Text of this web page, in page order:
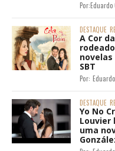
Por:Eduardo
DESTAQUE
A Cor
SBT
Por:
DESTAQUE
Yo No
Louvier
uma